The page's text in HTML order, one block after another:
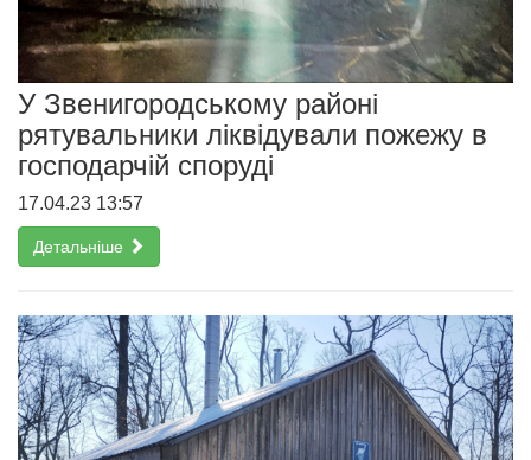
У Звенигородському районі
рятувальники ліквідували пожежу в
господарчій споруді
17.04.23 13:57
Детальніше